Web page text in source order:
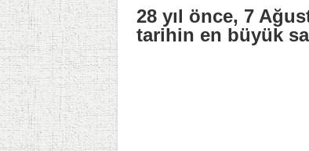
28 yıl önce, 7
tarihin en büyük